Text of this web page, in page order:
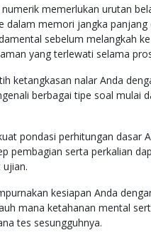
memerlukan urutan
memori jangka
sebelum melangkah
yang terlewati selama
ketangkasan nalar Anda
berbagai tipe soal mulai
pondasi perhitungan dasar
pembagian serta perkalian
kesiapan Anda
mana ketahanan mental
tes sesungguhnya.